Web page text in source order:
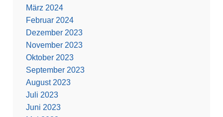
März 2024
Februar 2024
Dezember 2023
November 2023
Oktober 2023
September 2023
August 2023
Juli 2023
Juni 2023